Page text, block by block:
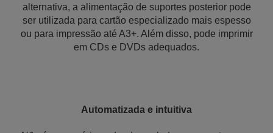
alternativa, a alimentação de suportes posterior pode
ser utilizada para cartão especializado mais espesso
ou para impressão até A3+. Além disso, pode imprimir
em CDs e DVDs adequados.
Automatizada e intuitiva